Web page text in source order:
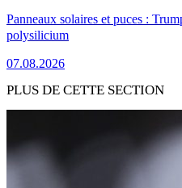
Panneaux solaires et puces :
polysilicium
07.08.2026
PLUS DE CETTE SECTION